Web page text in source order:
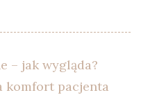
– jak wygląda?
komfort pacjenta